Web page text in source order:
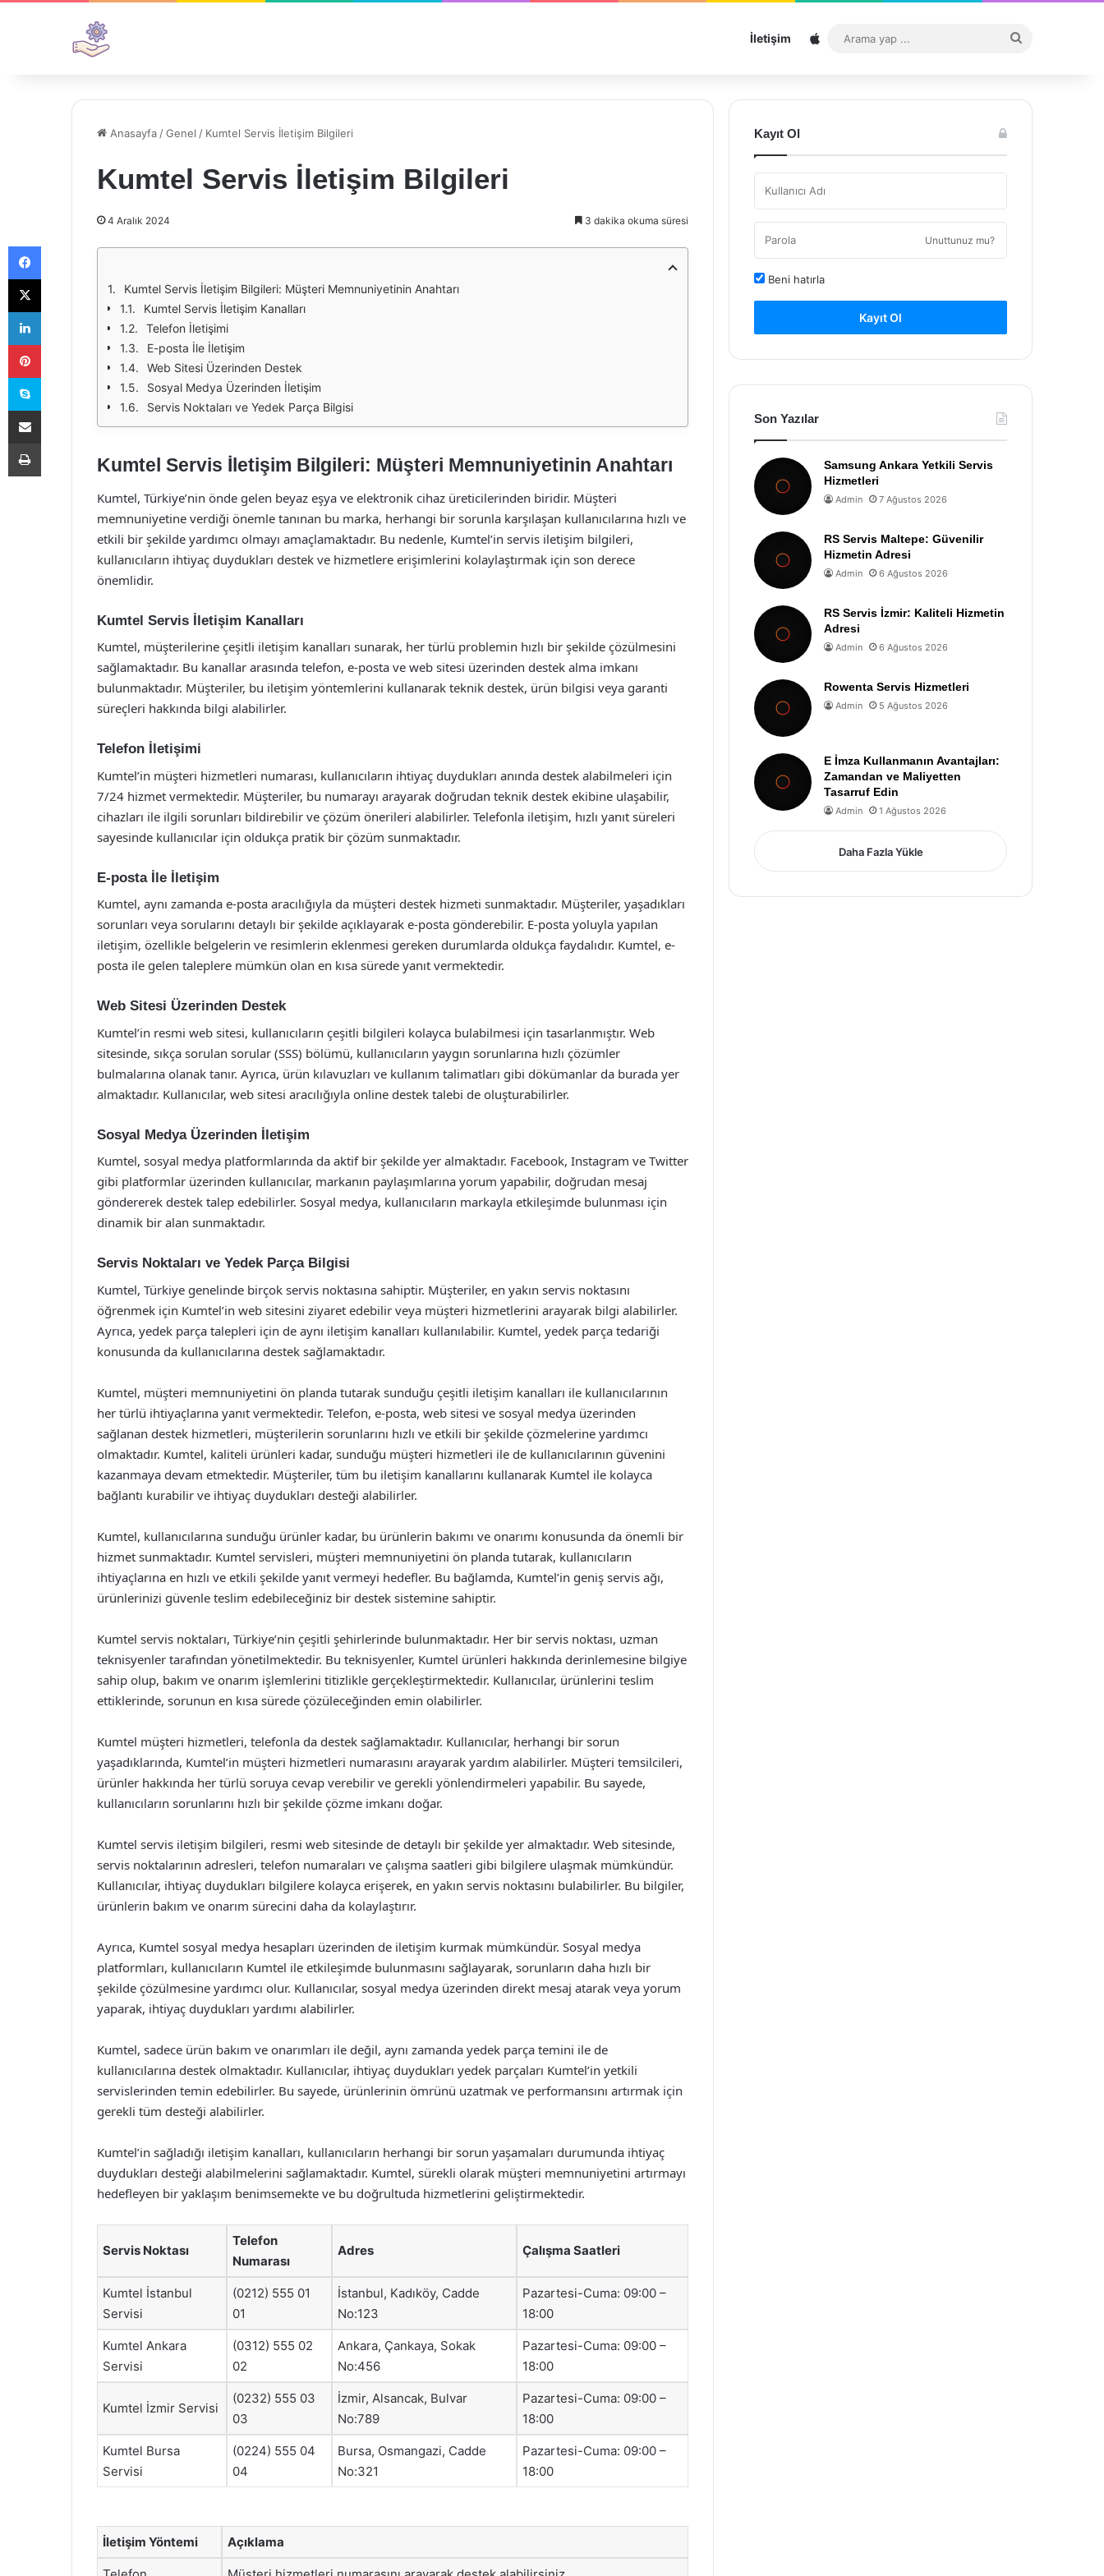
İletişim Sitemap
...
Anasayfa /Genel / Kumtel Servis İletişim Bilgileri
Kumtel Servis İletişim Bilgileri
4 Aralık 2024 3 dakika okuma süresi
Kumtel Servis İletişim Bilgileri: Müşteri Memnuniyetinin Anahtarı
Kumtel Servis İletişim Kanalları
Telefon İletişimi
E-posta İle İletişim
Web Sitesi Üzerinden Destek
Sosyal Medya Üzerinden İletişim
Servis Noktaları ve Yedek Parça Bilgisi
Kumtel Servis İletişim Bilgileri: Müşteri Memnuniyetinin Anahtarı
Kumtel, Türkiye’nin önde gelen beyaz eşya ve elektronik cihaz üreticilerinden biridir. Müşteri
memnuniyetine verdiği önemle tanınan bu marka, herhangi bir sorunla karşılaşan kullanıcılarına hızlı ve
etkili bir şekilde yardımcı olmayı amaçlamaktadır. Bu nedenle, Kumtel’in servis iletişim bilgileri,
kullanıcıların ihtiyaç duydukları destek ve hizmetlere erişimlerini kolaylaştırmak için son derece
önemlidir.
Kumtel Servis İletişim Kanalları
Kumtel, müşterilerine çeşitli iletişim kanalları sunarak, her türlü problemin hızlı bir şekilde çözülmesini
sağlamaktadır. Bu kanallar arasında telefon, e-posta ve web sitesi üzerinden destek alma imkanı
bulunmaktadır. Müşteriler, bu iletişim yöntemlerini kullanarak teknik destek, ürün bilgisi veya garanti
süreçleri hakkında bilgi alabilirler.
Telefon İletişimi
Kumtel’in müşteri hizmetleri numarası, kullanıcıların ihtiyaç duydukları anında destek alabilmeleri için
7/24 hizmet vermektedir. Müşteriler, bu numarayı arayarak doğrudan teknik destek ekibine ulaşabilir,
cihazları ile ilgili sorunları bildirebilir ve çözüm önerileri alabilirler. Telefonla iletişim, hızlı yanıt süreleri
sayesinde kullanıcılar için oldukça pratik bir çözüm sunmaktadır.
E-posta İle İletişim
Kumtel, aynı zamanda e-posta aracılığıyla da müşteri destek hizmeti sunmaktadır. Müşteriler, yaşadıkları
sorunları veya sorularını detaylı bir şekilde açıklayarak e-posta gönderebilir. E-posta yoluyla yapılan
iletişim, özellikle belgelerin ve resimlerin eklenmesi gereken durumlarda oldukça faydalıdır. Kumtel, e-
posta ile gelen taleplere mümkün olan en kısa sürede yanıt vermektedir.
Web Sitesi Üzerinden Destek
Kumtel’in resmi web sitesi, kullanıcıların çeşitli bilgileri kolayca bulabilmesi için tasarlanmıştır. Web
sitesinde, sıkça sorulan sorular (SSS) bölümü, kullanıcıların yaygın sorunlarına hızlı çözümler
bulmalarına olanak tanır. Ayrıca, ürün kılavuzları ve kullanım talimatları gibi dökümanlar da burada yer
almaktadır. Kullanıcılar, web sitesi aracılığıyla online destek talebi de oluşturabilirler.
Sosyal Medya Üzerinden İletişim
Kumtel, sosyal medya platformlarında da aktif bir şekilde yer almaktadır. Facebook, Instagram ve Twitter
gibi platformlar üzerinden kullanıcılar, markanın paylaşımlarına yorum yapabilir, doğrudan mesaj
göndererek destek talep edebilirler. Sosyal medya, kullanıcıların markayla etkileşimde bulunması için
dinamik bir alan sunmaktadır.
Servis Noktaları ve Yedek Parça Bilgisi
Kumtel, Türkiye genelinde birçok servis noktasına sahiptir. Müşteriler, en yakın servis noktasını
öğrenmek için Kumtel’in web sitesini ziyaret edebilir veya müşteri hizmetlerini arayarak bilgi alabilirler.
Ayrıca, yedek parça talepleri için de aynı iletişim kanalları kullanılabilir. Kumtel, yedek parça tedariği
konusunda da kullanıcılarına destek sağlamaktadır.
Kumtel, müşteri memnuniyetini ön planda tutarak sunduğu çeşitli iletişim kanalları ile kullanıcılarının
her türlü ihtiyaçlarına yanıt vermektedir. Telefon, e-posta, web sitesi ve sosyal medya üzerinden
sağlanan destek hizmetleri, müşterilerin sorunlarını hızlı ve etkili bir şekilde çözmelerine yardımcı
olmaktadır. Kumtel, kaliteli ürünleri kadar, sunduğu müşteri hizmetleri ile de kullanıcılarının güvenini
kazanmaya devam etmektedir. Müşteriler, tüm bu iletişim kanallarını kullanarak Kumtel ile kolayca
bağlantı kurabilir ve ihtiyaç duydukları desteği alabilirler.
Kumtel, kullanıcılarına sunduğu ürünler kadar, bu ürünlerin bakımı ve onarımı konusunda da önemli bir
hizmet sunmaktadır. Kumtel servisleri, müşteri memnuniyetini ön planda tutarak, kullanıcıların
ihtiyaçlarına en hızlı ve etkili şekilde yanıt vermeyi hedefler. Bu bağlamda, Kumtel’in geniş servis ağı,
ürünlerinizi güvenle teslim edebileceğiniz bir destek sistemine sahiptir.
Kumtel servis noktaları, Türkiye’nin çeşitli şehirlerinde bulunmaktadır. Her bir servis noktası, uzman
teknisyenler tarafından yönetilmektedir. Bu teknisyenler, Kumtel ürünleri hakkında derinlemesine bilgiye
sahip olup, bakım ve onarım işlemlerini titizlikle gerçekleştirmektedir. Kullanıcılar, ürünlerini teslim
ettiklerinde, sorunun en kısa sürede çözüleceğinden emin olabilirler.
Kumtel müşteri hizmetleri, telefonla da destek sağlamaktadır. Kullanıcılar, herhangi bir sorun
yaşadıklarında, Kumtel’in müşteri hizmetleri numarasını arayarak yardım alabilirler. Müşteri temsilcileri,
ürünler hakkında her türlü soruya cevap verebilir ve gerekli yönlendirmeleri yapabilir. Bu sayede,
kullanıcıların sorunlarını hızlı bir şekilde çözme imkanı doğar.
Kumtel servis iletişim bilgileri, resmi web sitesinde de detaylı bir şekilde yer almaktadır. Web sitesinde,
servis noktalarının adresleri, telefon numaraları ve çalışma saatleri gibi bilgilere ulaşmak mümkündür.
Kullanıcılar, ihtiyaç duydukları bilgilere kolayca erişerek, en yakın servis noktasını bulabilirler. Bu bilgiler,
ürünlerin bakım ve onarım sürecini daha da kolaylaştırır.
Ayrıca, Kumtel sosyal medya hesapları üzerinden de iletişim kurmak mümkündür. Sosyal medya
platformları, kullanıcıların Kumtel ile etkileşimde bulunmasını sağlayarak, sorunların daha hızlı bir
şekilde çözülmesine yardımcı olur. Kullanıcılar, sosyal medya üzerinden direkt mesaj atarak veya yorum
yaparak, ihtiyaç duydukları yardımı alabilirler.
Kumtel, sadece ürün bakım ve onarımları ile değil, aynı zamanda yedek parça temini ile de
kullanıcılarına destek olmaktadır. Kullanıcılar, ihtiyaç duydukları yedek parçaları Kumtel’in yetkili
servislerinden temin edebilirler. Bu sayede, ürünlerinin ömrünü uzatmak ve performansını artırmak için
gerekli tüm desteği alabilirler.
Kumtel’in sağladığı iletişim kanalları, kullanıcıların herhangi bir sorun yaşamaları durumunda ihtiyaç
duydukları desteği alabilmelerini sağlamaktadır. Kumtel, sürekli olarak müşteri memnuniyetini artırmayı
hedefleyen bir yaklaşım benimsemekte ve bu doğrultuda hizmetlerini geliştirmektedir.
Servis Noktası
Telefon
Numarası
Adres Çalışma Saatleri
Kumtel İstanbul
Servisi
(0212) 555 01
01
İstanbul, Kadıköy, Cadde
No:123
Pazartesi-Cuma: 09:00 –
18:00
Kumtel Ankara
Servisi
(0312) 555 02
02
Ankara, Çankaya, Sokak
No:456
Pazartesi-Cuma: 09:00 –
18:00
Kumtel İzmir Servisi
(0232) 555 03
03
İzmir, Alsancak, Bulvar
No:789
Pazartesi-Cuma: 09:00 –
18:00
Kumtel Bursa
Servisi
(0224) 555 04
04
Bursa, Osmangazi, Cadde
No:321
Pazartesi-Cuma: 09:00 –
18:00
İletişim Yöntemi Açıklama
Kayıt Ol
Unuttunuz mu?
Beni hatırla
Kayıt Ol
Son Yazılar
Samsung Ankara Yetkili Servis
Hizmetleri
Admin 7 Ağustos 2026
RS Servis Maltepe: Güvenilir
Hizmetin Adresi
Admin 6 Ağustos 2026
RS Servis İzmir: Kaliteli Hizmetin
Adresi
Admin 6 Ağustos 2026
Rowenta Servis Hizmetleri
Admin 5 Ağustos 2026
E İmza Kullanmanın Avantajları:
Zamandan ve Maliyetten
Tasarruf Edin
Admin 1 Ağustos 2026
Daha Fazla Yükle
Facebook
X
LinkedIn
Pinterest
Skype
E-Posta ile paylaş